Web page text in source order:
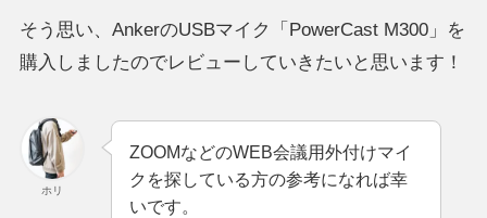
そう思い、AnkerのUSBマイク「PowerCast M300」を
購入しましたのでレビューしていきたいと思います！
ホリ
ZOOMなどのWEB会議用外付けマイ
クを探している方の参考になれば幸
いです。